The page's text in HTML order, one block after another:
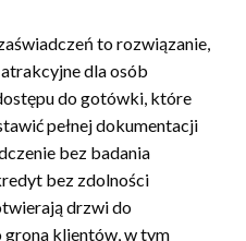
to rozwiązanie,
dla osób
do gotówki, które
pełnej dokumentacji
bez badania
bez zdolności
drzwi do
grona klientów, w tym